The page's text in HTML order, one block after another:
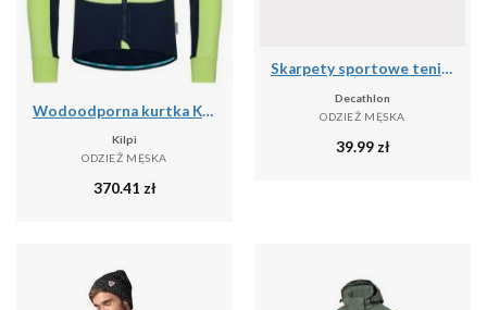
Wodoodporna kurtka Kilpi Velover
Kilpi
ODZIEŻ MĘSKA
370.41 zł
Skarpety sportowe tenis Artengo RS160 niskie 5 par
Decathlon
ODZIEŻ MĘSKA
39.99 zł